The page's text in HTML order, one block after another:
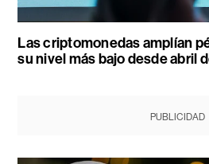
Las criptomonedas amplían
su nivel más bajo desde abril
PUBLICIDAD